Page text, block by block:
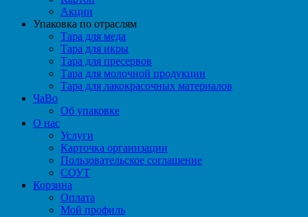
Акции
Упаковка по отраслям
Тара для меда
Тара для икры
Тара для пресервов
Тара для молочной продукции
Тара для лакокрасочных материалов
ЧаВо
Об упаковке
О нас
Услуги
Карточка организации
Пользовательское соглашение
СОУТ
Корзина
Оплата
Мой профиль